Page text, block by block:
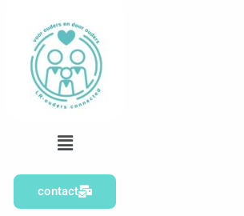
Menu
contact